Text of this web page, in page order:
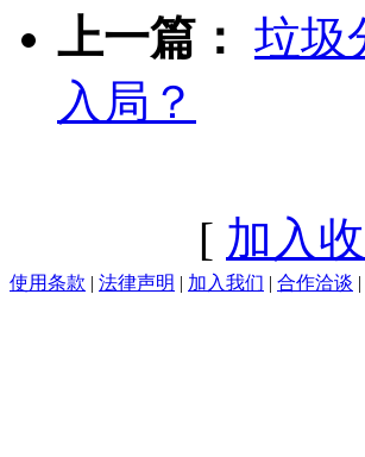
上一篇： 垃圾
入局？
[ 加入
使用条款 | 法律声明 | 加入我们 | 合作洽谈 |